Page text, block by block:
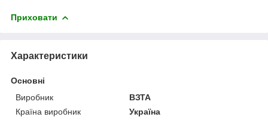
Приховати
Характеристики
Основні
Виробник
ВЗТА
Країна виробник
Україна